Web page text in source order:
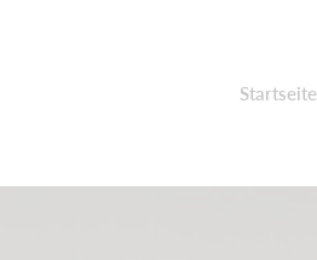
Startseite